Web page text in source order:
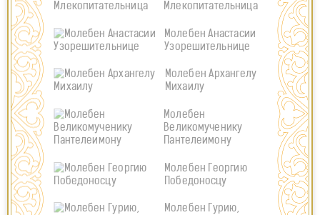
Млекопитательница
Молебен Анастасии
Узорешительнице
Молебен Архангелу
Михаилу
Молебен
Великомученику
Пантелеимону
Молебен Георгию
Победоносцу
Молебен Гурию,